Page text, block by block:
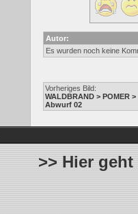
Autor:
Es wurden noch keine
Vorheriges Bild:
WALDBRAND > POMER
Abwurf 02
>> Hier